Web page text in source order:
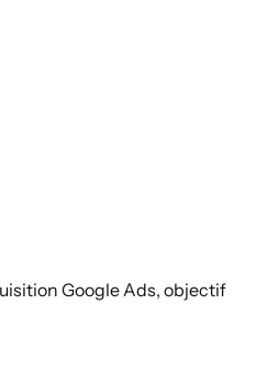
Google Ads, objectif